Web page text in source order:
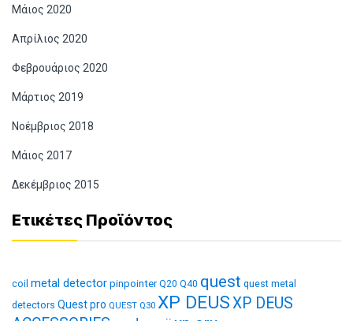
Μάιος 2020
Απρίλιος 2020
Φεβρουάριος 2020
Μάρτιος 2019
Νοέμβριος 2018
Μάιος 2017
Δεκέμβριος 2015
Ετικέτες Προϊόντος
coil metal detector pinpointer Q20 Q40 quest quest metal
detectors Quest pro QUEST Q30 XP DEUSXP DEUS